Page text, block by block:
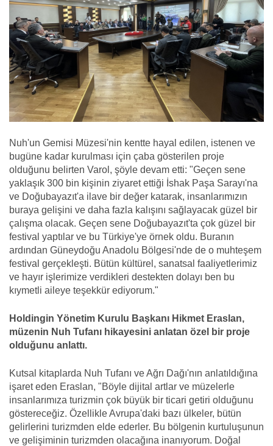
Nuh'un Gemisi Müzesi'nin kentte hayal edilen, istenen ve
bugüne kadar kurulması için çaba gösterilen proje
olduğunu belirten Varol, şöyle devam etti: "Geçen sene
yaklaşık 300 bin kişinin ziyaret ettiği İshak Paşa Sarayı'na
ve Doğubayazıt'a ilave bir değer katarak, insanlarımızın
buraya gelişini ve daha fazla kalışını sağlayacak güzel bir
çalışma olacak. Geçen sene Doğubayazıt'ta çok güzel bir
festival yaptılar ve bu Türkiye'ye örnek oldu. Buranın
ardından Güneydoğu Anadolu Bölgesi'nde de o muhteşem
festival gerçekleşti. Bütün kültürel, sanatsal faaliyetlerimiz
ve hayır işlerimize verdikleri destekten dolayı ben bu
kıymetli aileye teşekkür ediyorum."
Holdingin Yönetim Kurulu Başkanı Hikmet Eraslan,
müzenin Nuh Tufanı hikayesini anlatan özel bir proje
olduğunu anlattı.
Kutsal kitaplarda Nuh Tufanı ve Ağrı Dağı'nın anlatıldığına
işaret eden Eraslan, "Böyle dijital artlar ve müzelerle
insanlarımıza turizmin çok büyük bir ticari getiri olduğunu
göstereceğiz. Özellikle Avrupa'daki bazı ülkeler, bütün
gelirlerini turizmden elde ederler. Bu bölgenin kurtuluşunun
ve gelişiminin turizmden olacağına inanıyorum. Doğal